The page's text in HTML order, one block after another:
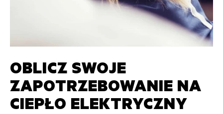
OBLICZ SWOJE
ZAPOTRZEBOWANIE NA
CIEPŁO ELEKTRYCZNY